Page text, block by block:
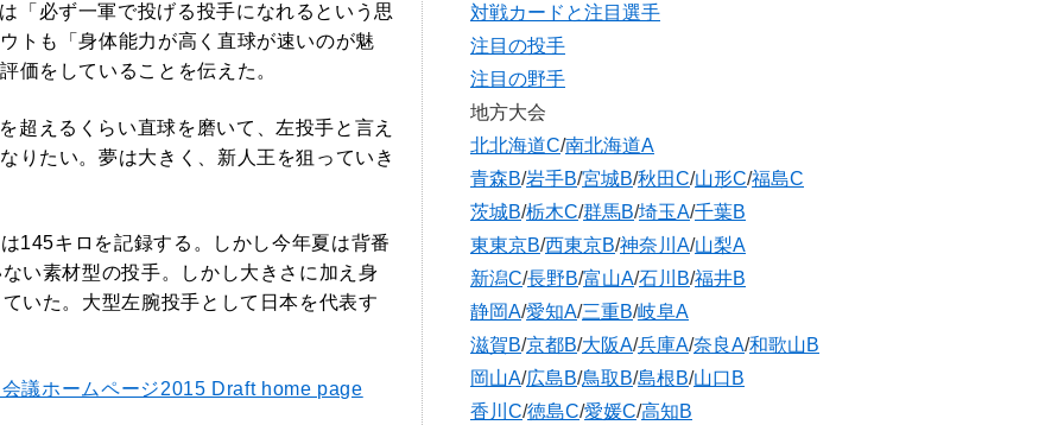
「必ず一軍で投げる投手になれるという思
トも「身体能力が高く直球が速いのが魅
価をしていることを伝えた。
超えるくらい直球を磨いて、左投手と言え
りたい。夢は大きく、新人王を狙っていき
145キロを記録する。しかし今年夏は背番
い素材型の投手。しかし大きさに加え身
いた。大型左腕投手として日本を代表す
議ホームページ2015 Draft home page
対戦カードと注目選手
注目の投手
注目の野手
地方大会
北北海道C/南北海道A
青森B/岩手B/宮城B/秋田C/山形C/福島C
茨城B/栃木C/群馬B/埼玉A/千葉B
東東京B/西東京B/神奈川A/山梨A
新潟C/長野B/富山A/石川B/福井B
静岡A/愛知A/三重B/岐阜A
滋賀B/京都B/大阪A/兵庫A/奈良A/和歌山B
岡山A/広島B/鳥取B/島根B/山口B
香川C/徳島C/愛媛C/高知B